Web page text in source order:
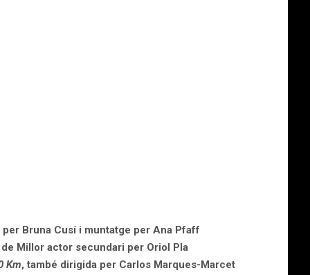
Bruna Cusí i muntatge per Ana Pfaff
Millor actor secundari per Oriol Pla
Km, també dirigida per Carlos Marques-Marcet